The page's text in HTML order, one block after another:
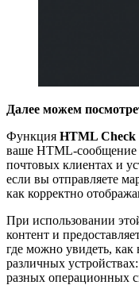
Далее можем
Функция HTML Check
ваше HTML-сообщение
почтовых клиентах и
если вы отправляете
как корректно
При использовании
контент и
где можно увидеть, как
различных
разных операционных